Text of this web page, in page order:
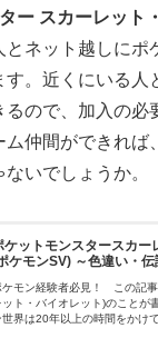
ー スカーレット
ネット越しにポ
。近くにいる人
ので、加入の必
ム仲間ができれば
いでしょうか。
ケットモンスタースカー
ケモンSV) ～色違い・
ケモン経験者必見！ この記
ット・バイオレット)のことが
世界は20年以上の時間をかけ